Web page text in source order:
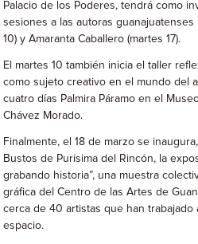
Palacio de los Poderes, tendrá como
sesiones a las autoras guanajuatenses
10) y Amaranta Caballero (martes 17).
El martes 10 también inicia el taller
como sujeto creativo en el mundo del
cuatro días Palmira Páramo en el
Chávez Morado.
Finalmente, el 18 de marzo se
Bustos de Purísima del Rincón, la
grabando historia”, una muestra
gráfica del Centro de las Artes de
cerca de 40 artistas que han
espacio.